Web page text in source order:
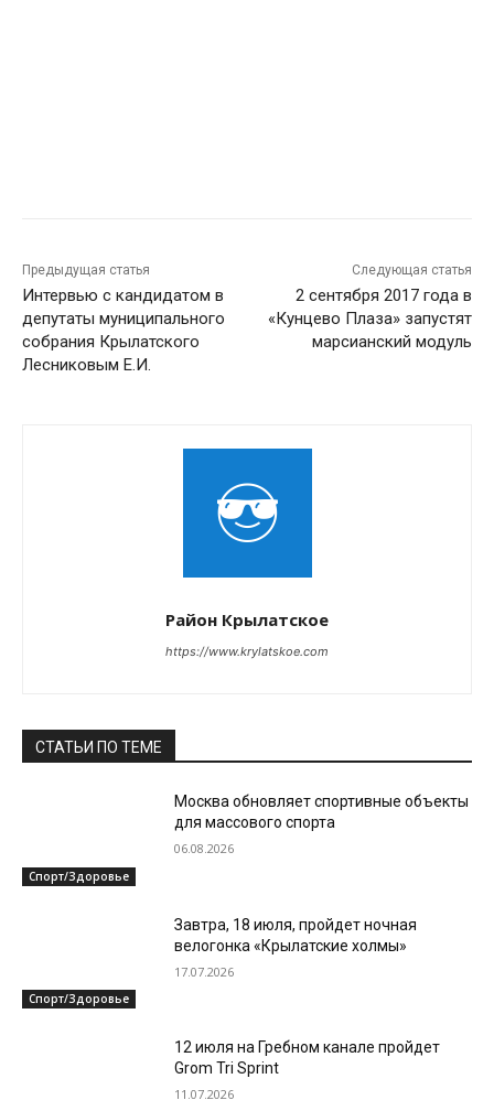
Предыдущая статья
Интервью с кандидатом в
депутаты муниципального
собрания Крылатского
Лесниковым Е.И.
Следующая статья
2 сентября 2017 года в
«Кунцево Плаза» запустят
марсианский модуль
Район Крылатское
https://www.krylatskoe.com
СТАТЬИ ПО ТЕМЕ
Спорт/Здоровье
Москва обновляет спортивные объекты
для массового спорта
06.08.2026
Спорт/Здоровье
Завтра, 18 июля, пройдет ночная
велогонка «Крылатские холмы»
17.07.2026
12 июля на Гребном канале пройдет
Grom Tri Sprint
11.07.2026